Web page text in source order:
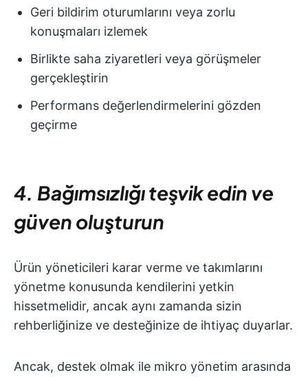
Geri bildirim oturumlarını veya zorlu
konuşmaları izlemek
Birlikte saha ziyaretleri veya görüşmeler
gerçekleştirin
Performans değerlendirmelerini gözden
geçirme
4. Bağımsızlığı teşvik edin ve
güven oluşturun
Ürün yöneticileri karar verme ve takımlarını
yönetme konusunda kendilerini yetkin
hissetmelidir, ancak aynı zamanda sizin
rehberliğinize ve desteğinize de ihtiyaç duyarlar.
Ancak, destek olmak ile mikro yönetim arasında